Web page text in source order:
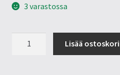
3 varastossa
Lisää